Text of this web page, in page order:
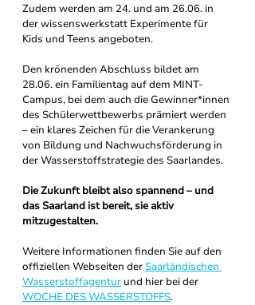
Zudem werden am 24. und am 26.06. in
der wissenswerkstatt Experimente für
Kids und Teens angeboten.
Den krönenden Abschluss bildet am
28.06. ein Familientag auf dem MINT-
Campus, bei dem auch die Gewinner*innen
des Schülerwettbewerbs prämiert werden
– ein klares Zeichen für die Verankerung
von Bildung und Nachwuchsförderung in
der Wasserstoffstrategie des Saarlandes.
Die Zukunft bleibt also spannend – und
das Saarland ist bereit, sie aktiv
mitzugestalten.
Weitere Informationen finden Sie auf den
offiziellen Webseiten der Saarländischen
Wasserstoffagentur und hier bei der
WOCHE DES WASSERSTOFFS.